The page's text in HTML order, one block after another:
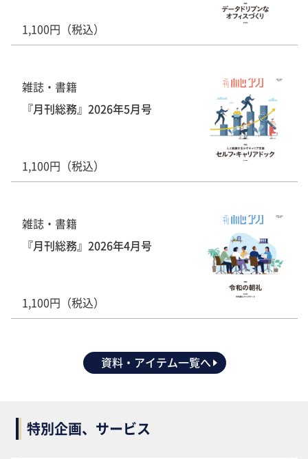
1,100円（税込）
雑誌・書籍
『月刊総務』2026年5月号
1,100円（税込）
雑誌・書籍
『月刊総務』2026年4月号
1,100円（税込）
資料・アイテム一覧へ
特別企画、サービス